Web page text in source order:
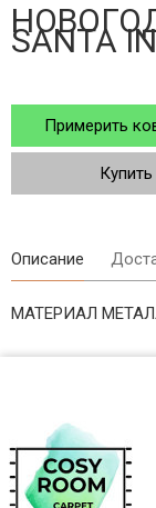
SANTA
Примерить
Описание
МАТЕРИАЛ